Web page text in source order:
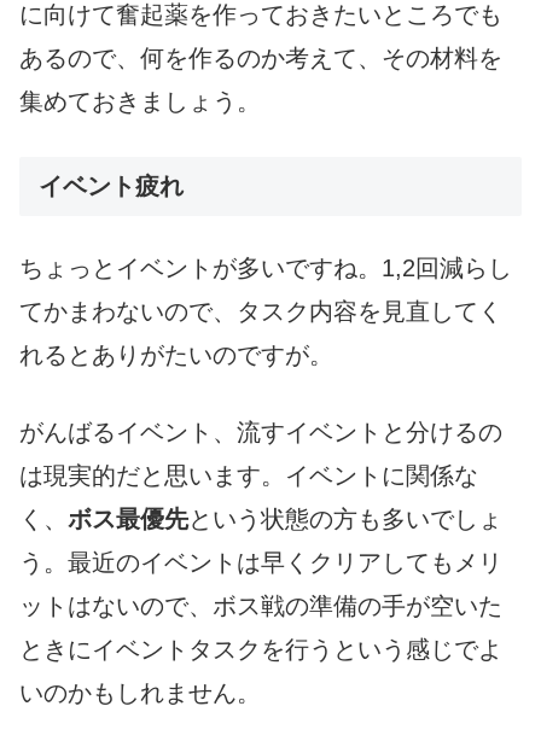
に向けて奮起薬を作っておきたいところでも
あるので、何を作るのか考えて、その材料を
集めておきましょう。
イベント疲れ
ちょっとイベントが多いですね。1,2回減らし
てかまわないので、タスク内容を見直してく
れるとありがたいのですが。
がんばるイベント、流すイベントと分けるの
は現実的だと思います。イベントに関係な
く、 ボス最優先という状態の方も多いでしょ
う。最近のイベントは早くクリアしてもメリ
ットはないので、ボス戦の準備の手が空いた
ときにイベントタスクを行うという感じでよ
いのかもしれません。